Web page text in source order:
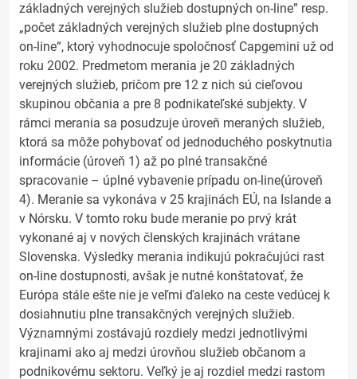
základných verejných služieb dostupných on-line” resp.
„počet základných verejných služieb plne dostupných
on-line“, ktorý vyhodnocuje spoločnosť Capgemini už od
roku 2002. Predmetom merania je 20 základných
verejných služieb, pričom pre 12 z nich sú cieľovou
skupinou občania a pre 8 podnikateľské subjekty. V
rámci merania sa posudzuje úroveň meraných služieb,
ktorá sa môže pohybovať od jednoduchého poskytnutia
informácie (úroveň 1) až po plné transakčné
spracovanie – úplné vybavenie prípadu on-line(úroveň
4). Meranie sa vykonáva v 25 krajinách EÚ, na Islande a
v Nórsku. V tomto roku bude meranie po prvý krát
vykonané aj v nových členských krajinách vrátane
Slovenska. Výsledky merania indikujú pokračujúci rast
on-line dostupnosti, avšak je nutné konštatovať, že
Európa stále ešte nie je veľmi ďaleko na ceste vedúcej k
dosiahnutiu plne transakčných verejných služieb.
Významnými zostávajú rozdiely medzi jednotlivými
krajinami ako aj medzi úrovňou služieb občanom a
podnikovému sektoru. Veľký je aj rozdiel medzi rastom